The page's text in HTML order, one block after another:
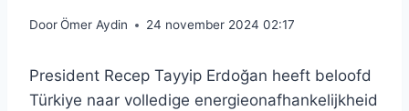
DoorÖmer Aydin 24 november 2024 02:17
President Recep Tayyip Erdoğan heeft beloofd
Türkiye naar volledige energieonafhankelijkheid